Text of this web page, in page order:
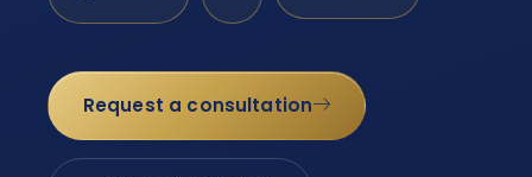
Request a consultation